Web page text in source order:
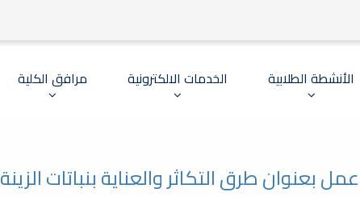
الأنشطة الطلابية الخدمات الالكترونية مرافق الكلية
بعنوان طرق التكاثر والعناية بنباتات الزينة